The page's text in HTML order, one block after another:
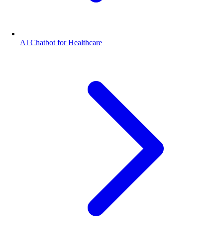
AI Chatbot for Healthcare